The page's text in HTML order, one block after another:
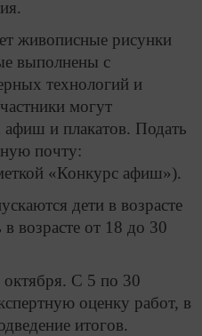
живописные рисунки
выполнены с
технологий и
могут
афиш и плакатов. Подать
почту:
«Конкурс афиш»).
дети в возрасте
возрасте от 18 до 30
С 5 по 30
оценку работ, в
итогов.